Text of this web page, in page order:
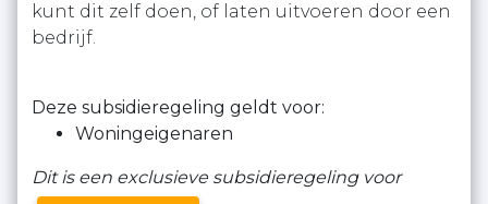
kunt dit zelf doen, of laten uitvoeren door een
bedrijf.
Deze subsidieregeling geldt voor:
Woningeigenaren
Dit is een exclusieve subsidieregeling voor